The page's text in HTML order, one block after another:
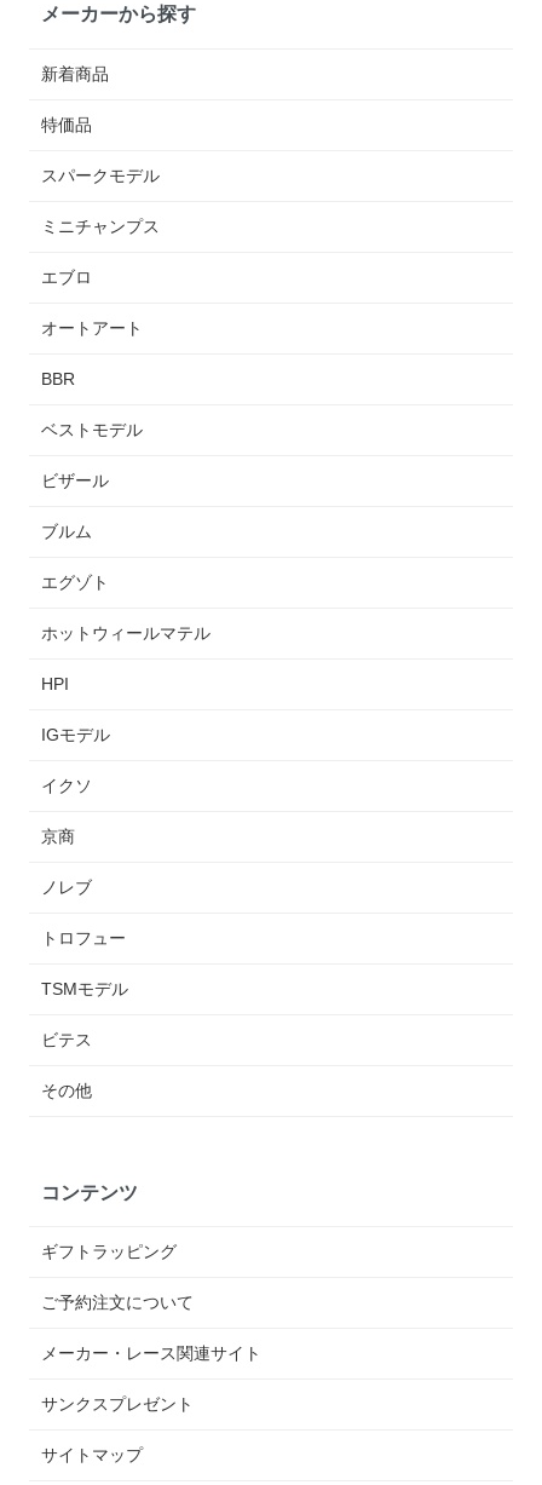
メーカーから探す
新着商品
特価品
スパークモデル
ミニチャンプス
エブロ
オートアート
BBR
ベストモデル
ビザール
ブルム
エグゾト
ホットウィールマテル
HPI
IGモデル
イクソ
京商
ノレブ
トロフュー
TSMモデル
ビテス
その他
コンテンツ
ギフトラッピング
ご予約注文について
メーカー・レース関連サイト
サンクスプレゼント
サイトマップ